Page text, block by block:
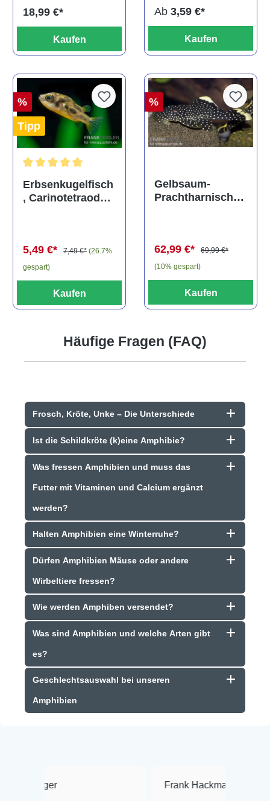
18,99 €*
Kaufen
Ab 3,59 €*
Kaufen
%
Tipp
Durchschnittliche Bewertung von 5 von 5 Sternen
Erbsenkugelfisch
, Carinotetraodon
5,49 €* 7,49 €* (26.7%
gespart)
Kaufen
%
Gelbsaum-
Prachtharnischw
62,99 €*
69,99 €*
(10% gespart)
Kaufen
Häufige Fragen (FAQ)
Frosch, Kröte, Unke – Die Unterschiede
Ist die Schildkröte (k)eine Amphibie?
Was fressen Amphibien und muss das
Futter mit Vitaminen und Calcium ergänzt
werden?
Halten Amphibien eine Winterruhe?
Dürfen Amphibien Mäuse oder andere
Wirbeltiere fressen?
Wie werden Amphiben versendet?
Was sind Amphibien und welche Arten gibt
es?
Geschlechtsauswahl bei unseren
Amphibien
Frank Hackmayer ★★★★